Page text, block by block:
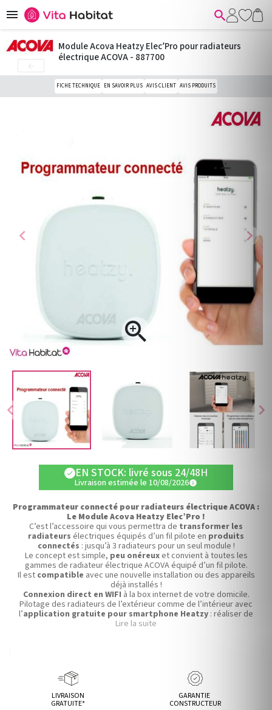
 
chevron_left chevron_right
chevron_left

chevron_right
Module Acova Heatzy Elec’Pro pour radiateurs
électrique ACOVA - 887700
FICHE TECHNIQUE EN SAVOIR PLUS AVIS CLIENT AVIS PRODUITS
check EN STOCK: livré sous 24/48H
Livraison estimée le 10/08/2026info
Programmateur connecté pour radiateurs électrique ACOVA :
Le Module Acova Heatzy Elec’Pro !
C’est l’accessoire qui vous permettra de transformer les
radiateurs électriques équipés d’un fil pilote en produits
connectés : jusqu’à 3 radiateurs pour un seul module !
Le concept est simple, peu onéreuxet convient à toutes les
gammes de radiateur électrique ACOVA équipé d’un fil pilote.
Il est compatible avec une nouvelle installation ou des appareils
déjà installés !
Connexion direct en WIFI à la box internet de votre domicile.
Pilotage des radiateurs de l’extérieur comme de l’intérieur avec
l’application gratuite pour smartphone Heatzy : réaliser de
vraie économie d’énergie !
Lire la suite
LIVRAISON
GRATUITE*
GARANTIE
CONSTRUCTEUR